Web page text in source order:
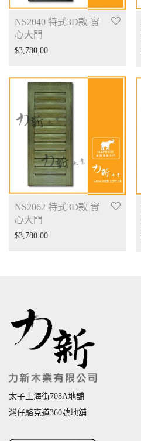
NS2040 特式3D款 實
心大門
$3,780.00
NS2062 特式3D款 實
心大門
$3,780.00
太子上海街708A地舖
灣仔駱克道360號地舖